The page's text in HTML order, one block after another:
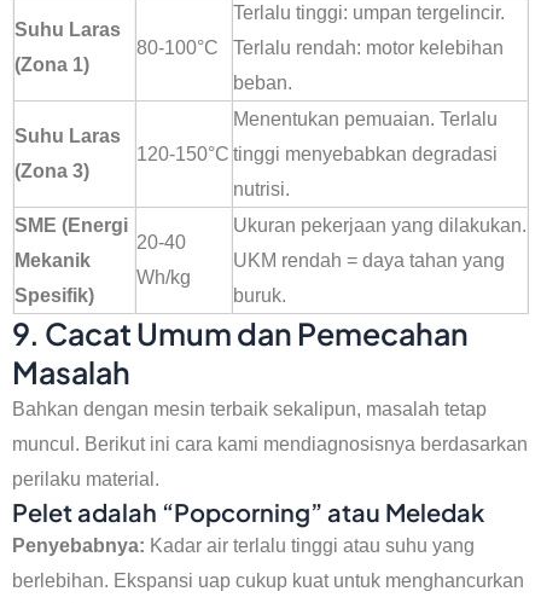
Suhu Laras
(Zona 1)
80-100°C
Terlalu tinggi: umpan tergelincir.
Terlalu rendah: motor kelebihan
beban.
Suhu Laras
(Zona 3)
120-150°C
Menentukan pemuaian. Terlalu
tinggi menyebabkan degradasi
nutrisi.
SME (Energi
Mekanik
Spesifik)
20-40
Wh/kg
Ukuran pekerjaan yang dilakukan.
UKM rendah = daya tahan yang
buruk.
9. Cacat Umum dan Pemecahan
Masalah
Bahkan dengan mesin terbaik sekalipun, masalah tetap
muncul. Berikut ini cara kami mendiagnosisnya berdasarkan
perilaku material.
Pelet adalah “Popcorning” atau Meledak
Penyebabnya: Kadar air terlalu tinggi atau suhu yang
berlebihan. Ekspansi uap cukup kuat untuk menghancurkan